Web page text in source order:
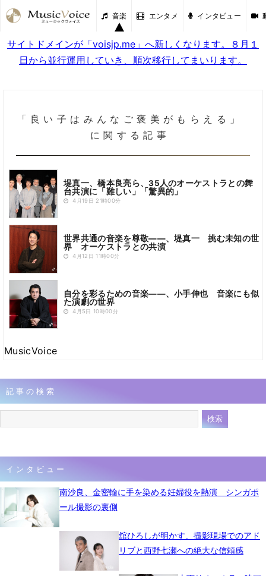
音楽 エンタメ インタビュー
サイトドメインが「voisjp.me」へ新しくなります。８月１
日から並行運用していき、順次移行してまいります。
「良い子はみんなご褒美がもらえる」
に関する記事
堤真一、橋本良亮ら、35人のオーケストラとの舞
台共演に「難しい」「驚異的」
4月19日 21時00分
世界共通の音楽を尊敬――、堤真一 挑む未知の世
界 オーケストラとの共演
4月12日 11時00分
自分を彩るための音楽――、小手伸也 音楽にも似
た演劇の世界
4月5日 10時00分
MusicVoice
記事の検索
インタビュー
南沙良、金密輸に手を染める妊婦役を熱演 シンガポ
ール撮影の裏側
舘ひろしが明かす、撮影現場でのアド
リブと西野七瀬への絶大な信頼感